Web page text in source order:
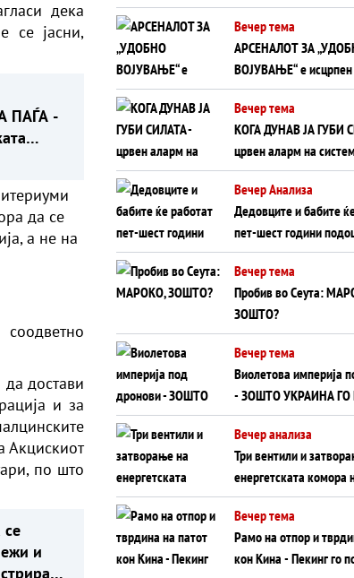
дека
се јасни,
ПАЃА -
да се
а не на
достави
и за
Акцискиот
по што
и
ШТО ОСТАНУВА БЕЗ
Вечер тема
АРСЕНАЛОТ ЗА
ВОЈУВАЊЕ“ е исцрпен
Вечер тема
КОГА ДУНАВ ЈА ГУБИ
црвен аларм на
плоча од јужна
Црното Море...
Вечер Анализа
Дедовците и бабите
пет-шест години
што НЕМААТ ВНУЦИ
ЗАМЕНАТ
Вечер тема
Пробив во Сеута:
ЗОШТО?
Вечер тема
Виолетова империја
- ЗОШТО УКРАИНА
РУСКИОТ
Вечер анализа
Три вентили и
енергетската комора
Нападот во Суец
глобален енергетски
Вечер тема
Рамо на отпор и
кон Кина - Пекинг го